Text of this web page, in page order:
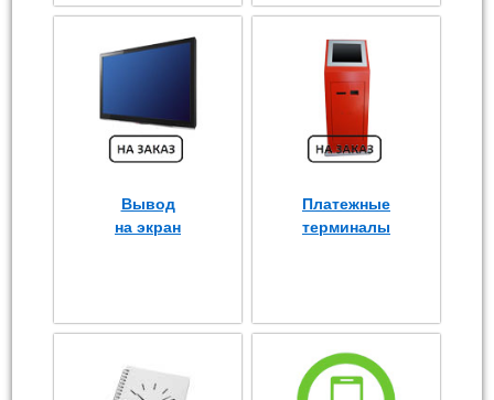
Вывод
на экран
Платежные
терминалы